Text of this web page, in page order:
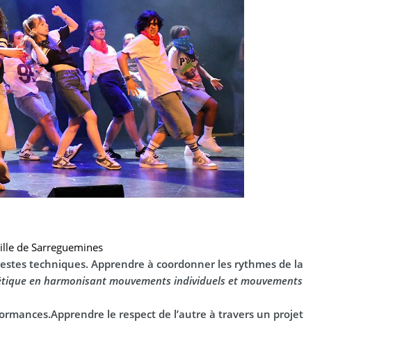
de Sarreguemines
techniques. Apprendre à coordonner les rythmes de la
en harmonisant mouvements individuels et mouvements
le respect de l’autre à travers un projet